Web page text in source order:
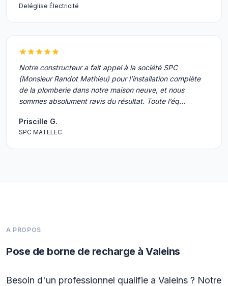
Deléglise Électricité
Notre constructeur a fait appel à la société SPC
(Monsieur Randot Mathieu) pour l’installation complète
de la plomberie dans notre maison neuve, et nous
sommes absolument ravis du résultat. Toute l’éq…
Priscille G.
SPC MATELEC
A PROPOS
Pose de borne de recharge à Valeins
Besoin d'un professionnel qualifie a Valeins ? Notre